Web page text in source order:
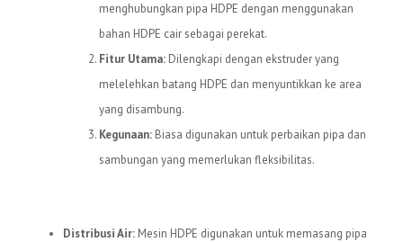
menghubungkan pipa HDPE dengan menggunakan
bahan HDPE cair sebagai perekat.
Fitur Utama: Dilengkapi dengan ekstruder yang
melelehkan batang HDPE dan menyuntikkan ke area
yang disambung.
Kegunaan: Biasa digunakan untuk perbaikan pipa dan
sambungan yang memerlukan fleksibilitas.
Distribusi Air: Mesin HDPE digunakan untuk memasang pipa